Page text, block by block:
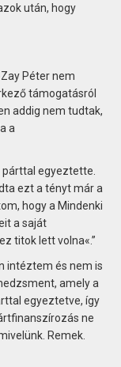
után, hogy
Péter nem
támogatásról
addig nem tudtak,
a
egyeztette.
ezt a tényt már a
hogy a Mindenki
a saját
titok lett volna«.”
intéztem és nem is
amely a
egyeztetve, így
ne
Remek.